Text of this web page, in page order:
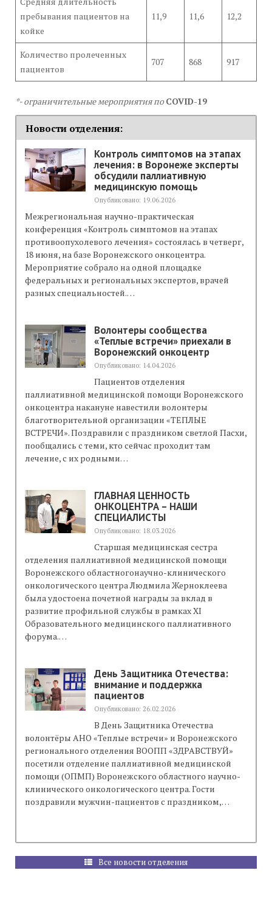
пребывания пациентов на
койке
11,9 11,6 12,2
Количество пролеченных
пациентов
707 868 917
*- ограничительные мероприятия поCOVID-19
Новости отделения:
Контроль симптомов на этапах
лечения: в Воронеже эксперты
обсудили паллиативную
медицинскую помощь
Опубликовано: 19.06.2026
Межрегиональная научно-практическая
конференция «Контроль симптомов на этапах
противоопухолевого лечения» состоялась в четверг,
18 июня, на базе Воронежского онкоцентра.
Мероприятие собрало на одной площадке
федеральных и региональных экспертов, врачей
разных специальностей.…
Волонтеры сообщества
«Теплые встречи» приехали в
Воронежский онкоцентр
Опубликовано: 14.04.2026
Пациентов отделения
паллиативной медицинской помощи Воронежского
онкоцентра накануне навестили волонтеры
благотворительной организации «ТЕПЛЫЕ
ВСТРЕЧИ». Поздравили с праздником светлой Пасхи,
пообщались с теми, кто сейчас проходит там
лечение, с их родными…
ГЛАВНАЯ ЦЕННОСТЬ
ОНКОЦЕНТРА – НАШИ
СПЕЦИАЛИСТЫ
Опубликовано: 18.03.2026
Старшая медицинская сестра
отделения паллиативной медицинской помощи
Воронежского областногонаучно-клинического
онкологического центра Людмила Жерноклеева
была удостоена почетной награды за вклад в
развитие профильной службы в рамках XI
Образовательного медицинского паллиативного
форума.…
День Защитника Отечества:
внимание и поддержка
пациентов
Опубликовано: 26.02.2026
В День Защитника Отечества
волонтёры АНО «Теплые встречи» и Воронежского
регионального отделения ВООПП «ЗДРАВСТВУЙ»
посетили отделение паллиативной медицинской
помощи (ОПМП) Воронежского областного научно-
клинического онкологического центра. Гости
поздравили мужчин-пациентов с праздником,…
Все новости отделения